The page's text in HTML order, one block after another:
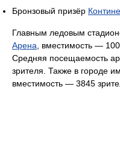
Бронзовый призёр
Главным ледовым
Арена , вместимость —
Средняя посещаемость
зрителя. Также в городе
вместимость — 3845